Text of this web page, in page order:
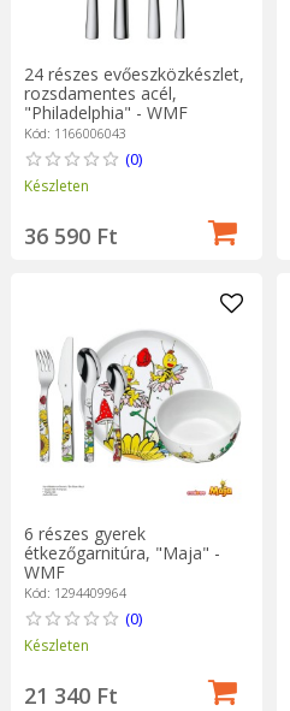
24 részes evőeszközkészlet,
rozsdamentes acél,
"Philadelphia" - WMF
Kód: 1166006043
(0)
Készleten
36 590 Ft
6 részes gyerek
étkezőgarnitúra, "Maja" -
WMF
Kód: 1294409964
(0)
Készleten
21 340 Ft